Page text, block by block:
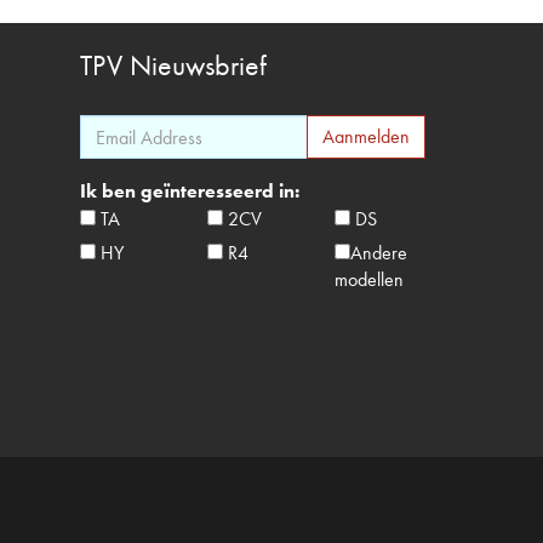
TPV Nieuwsbrief
Ik ben geïnteresseerd in:
TA
2CV
DS
HY
R4
Andere
modellen